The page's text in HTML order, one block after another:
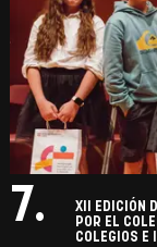
7.
XII EDICIÓN
POR EL
COLEGIOS